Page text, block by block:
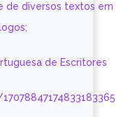
de diversos textos em
de Escritores